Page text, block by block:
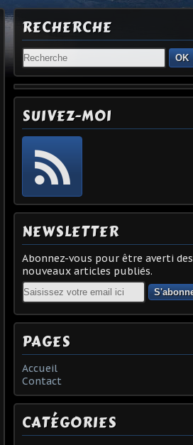
RECHERCHE
OK
SUIVEZ-MOI
NEWSLETTER
Abonnez-vous pour être averti des
nouveaux articles publiés.
Email
PAGES
Accueil
Contact
CATÉGORIES